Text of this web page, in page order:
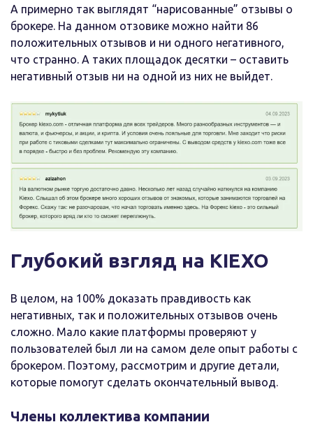
А примерно так выглядят “нарисованные” отзывы о
брокере. На данном отзовике можно найти 86
положительных отзывов и ни одного негативного,
что странно. А таких площадок десятки – оставить
негативный отзыв ни на одной из них не выйдет.
Глубокий взгляд на KIEXO
В целом, на 100% доказать правдивость как
негативных, так и положительных отзывов очень
сложно. Мало какие платформы проверяют у
пользователей был ли на самом деле опыт работы с
брокером. Поэтому, рассмотрим и другие детали,
которые помогут сделать окончательный вывод.
Члены коллектива компании